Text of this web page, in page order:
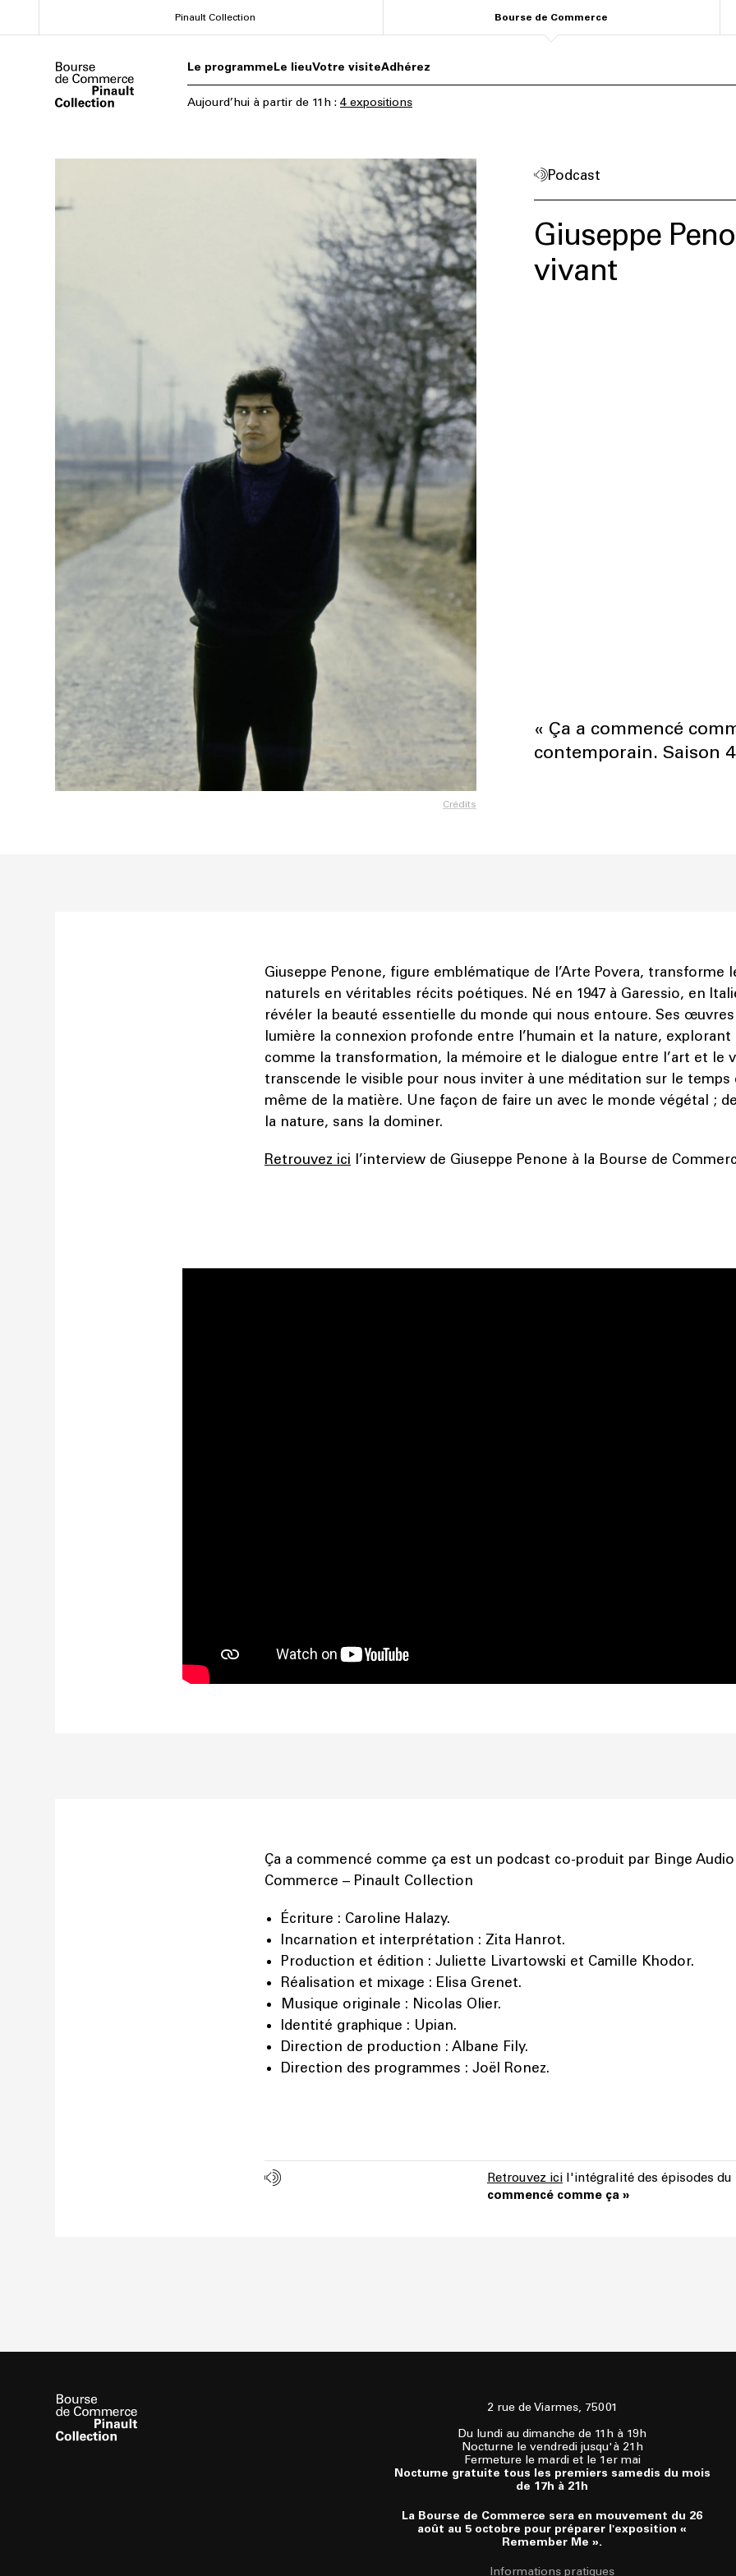
au
principal
Pinault Collection Bourse de Commerce
Le programmeLe lieuVotre visiteAdhérez
Aujourd’hui à partir de 11h : 4 expositions
Crédits
Podcast
Giuseppe
vivant
« Ça a commencé
contemporain. Saison
Giuseppe Penone, figure emblématique de l’Arte Povera, transforme
naturels en véritables récits poétiques. Né en 1947 à Garessio, en
révéler la beauté essentielle du monde qui nous entoure. Ses
lumière la connexion profonde entre l’humain et la nature, explorant
comme la transformation, la mémoire et le dialogue entre l’art et le
transcende le visible pour nous inviter à une méditation sur le temps
même de la matière. Une façon de faire un avec le monde végétal ;
la nature, sans la dominer.
Retrouvez ici l’interview de Giuseppe Penone à la Bourse de
Ça a commencé comme ça est un podcast co-produit par Binge
Commerce – Pinault Collection
Écriture : Caroline Halazy.
Incarnation et interprétation : Zita Hanrot.
Production et édition : Juliette Livartowski et Camille Khodor.
Réalisation et mixage : Elisa Grenet.
Musique originale : Nicolas Olier.
Identité graphique : Upian.
Direction de production : Albane Fily.
Direction des programmes : Joël Ronez.
Retrouvez icil'intégralité des épisodes
commencé comme ça »
2 rue de Viarmes, 75001
Du lundi au dimanche de 11h à 19h
Nocturne le vendredi jusqu'à 21h
Fermeture le mardi et le 1er mai
Nocturne gratuite tous les premiers samedis du mois
de 17h à 21h
La Bourse de Commerce sera en mouvement du 26
août au 5 octobre pour préparer l'exposition «
Remember Me ».
Informations pratiques